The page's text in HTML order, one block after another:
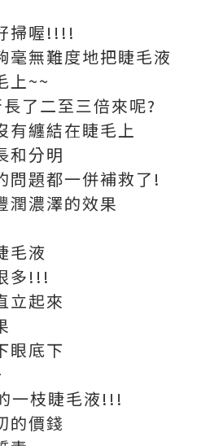
掃喔!!!!
毫無難度地把睫毛液
上~~
了二至三倍來呢?
有纏結在睫毛上
和分明
問題都一併補救了!
潤濃澤的效果
毛液
多!!!
立起來
眼底下
一枝睫毛液!!!
的價錢